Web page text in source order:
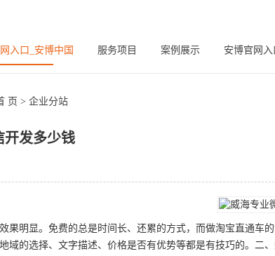
入口_安博中国 服务项目 案例展示 安博官网入
页 > 企业分站
开发多少钱
果明显。免费的总是时间长、还累的方式，而做淘宝直通车
域的选择、文字描述、价格是否有优势等都是有技巧的。二